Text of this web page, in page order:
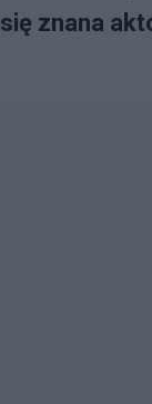
znana